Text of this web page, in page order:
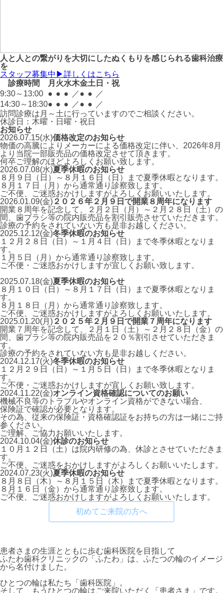
人と人との繋がりを大切にしたぬくもりを感じられる歯科治療
を
スタッフ募集中 ▶詳しくはこちら
診療時間
月 火水木金土 日・祝
9:30～13:00 ● ● ● ／● ●
／
14:30～18:30● ● ● ／● ●
／
訪問診療は月～土に行っていますのでご相談ください。
休診日：木曜・日曜・祝日
お知らせ
2026.07.15(水)価格改定のお知らせ
物価の高騰によりメーカーによる価格改定に伴い、2026年8月
より当院一部販売品の価格改定させて頂きます。
何卒ご理解のほどよろしくお願い致します。
2026.07.08(水)夏季休暇のお知らせ
８月９日（日）～８月１６日（日）まで夏季休暇となります。
８月１７日（月）から通常通り診察致します。
ご不便、ご迷惑おかけしますがよろしくお願いいたします。
2026.01.09(金) ２０２６年２月９日で開業８周年になります
開業８周年を記念して、２月２日（月）～２月２８日（土）の
間、歯ブラシ等の院内販売品を割引販売させていただきます。
診療の予約をされていない方も是非お越しください。
2025.12.12(金)冬季休暇のお知らせ
１２月２８日（日）～１月４日（日）まで冬季休暇となりま
す。
１月５日（月）から通常通り診察致します。
ご不便・ご迷惑おかけしますが宜しくお願い致します。
2025.07.18(金)夏季休暇のお知らせ
８月１０日（日）～８月１７日（日）まで夏季休暇となりま
す。
８月１８日（月）から通常通り診察致します。
ご不便、ご迷惑おかけしますがよろしくお願いいたします。
2025.01.20(月) ２０２５年２月９日で開業７周年になります
開業７周年を記念して、２月１日（土）～２月２８日（金）の
間、歯ブラシ等の院内販売品を２０％割引させていただきま
す。
診療の予約をされていない方も是非お越しください。
2024.12.17(火)冬季休暇のお知らせ
１２月２９日（日）～１月５日（日）まで冬季休暇となりま
す。
ご不便・ご迷惑おかけしますが宜しくお願い致します。
2024.11.22(金)オンライン資格確認についてのお願い
機械不良等のトラブルやオンライン資格ができない場合、
保険証で確認が必要となります。
その為、従来の保険証・資格確認証をお持ちの方は一緒にご持
参ください。
ご理解、ご協力お願いいたします。
2024.10.04(金)休診のお知らせ
１０月１２日（土）は院内研修の為、休診とさせていただきま
す。
ご不便、ご迷惑をおかけしますがよろしくお願いいたします。
2024.07.23(火)夏季休暇のお知らせ
８月８日（木）～８月１５日（木）まで夏季休暇となります。
８月１６日（金）から通常通り診察致します。
ご不便、ご迷惑おかけしますがよろしくお願いいたします。
初めてご来院の方へ
患者さまの生涯とともに歩む歯科医院を目指して
ふたわ歯科クリニックの「 ふたわ 」は、ふたつの輪のイメージ
から名付けました。
ひとつの輪は私たち「 歯科医院 」。
そして、もうひとつの輪はご来院いただく「 患者さま 」です。